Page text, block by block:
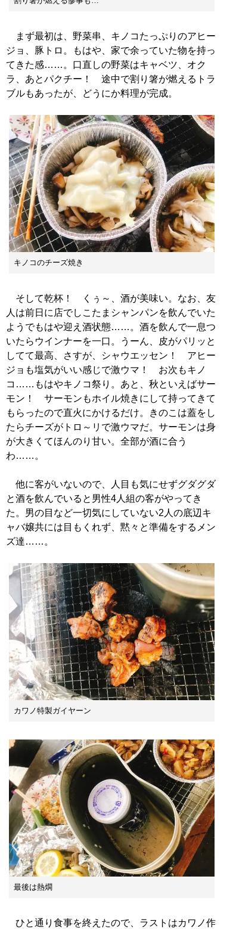
まず最初は、野菜串、キノコたっぷりのアヒー
ジョ、豚トロ。もはや、家で余っていた物を持っ
てきた感……。口直しの野菜はキャベツ、オク
ラ、あとパクチー！ 途中で割り箸が燃えるトラ
ブルもあったが、どうにか料理が完成。
キノコのチーズ焼き
そして乾杯！ くぅ～、酒が美味い。なお、友
人は前日に店でしこたまシャンパンを飲んでいた
ようでもはや迎え酒状態……。酒を飲んで一息つ
いたらウインナーを一口。うーん、皮がパリッと
してて最高、さすが、シャウエッセン！ アヒー
ジョも塩気がいい感じで激ウマ！ お次もキノ
コ……もはやキノコ祭り。あと、秋といえばサー
モン！ サーモンもホイル焼きにして持ってきて
もらったので直火にかけるだけ。きのこは蓋をし
たらチーズがトロ～リで激ウマだ。サーモンは身
が大きくてほんのり甘い。全部が酒に合う
わ……。
他に客がいないので、人目も気にせずグダグダ
と酒を飲んでいると男性4人組の客がやってき
た。男の目など一切気にしていない2人の底辺キ
ャバ嬢共には目もくれず、黙々と準備をするメン
ズ達……。
カワノ特製ガイヤーン
最後は熱燗
ひと通り食事を終えたので、ラストはカワノ作